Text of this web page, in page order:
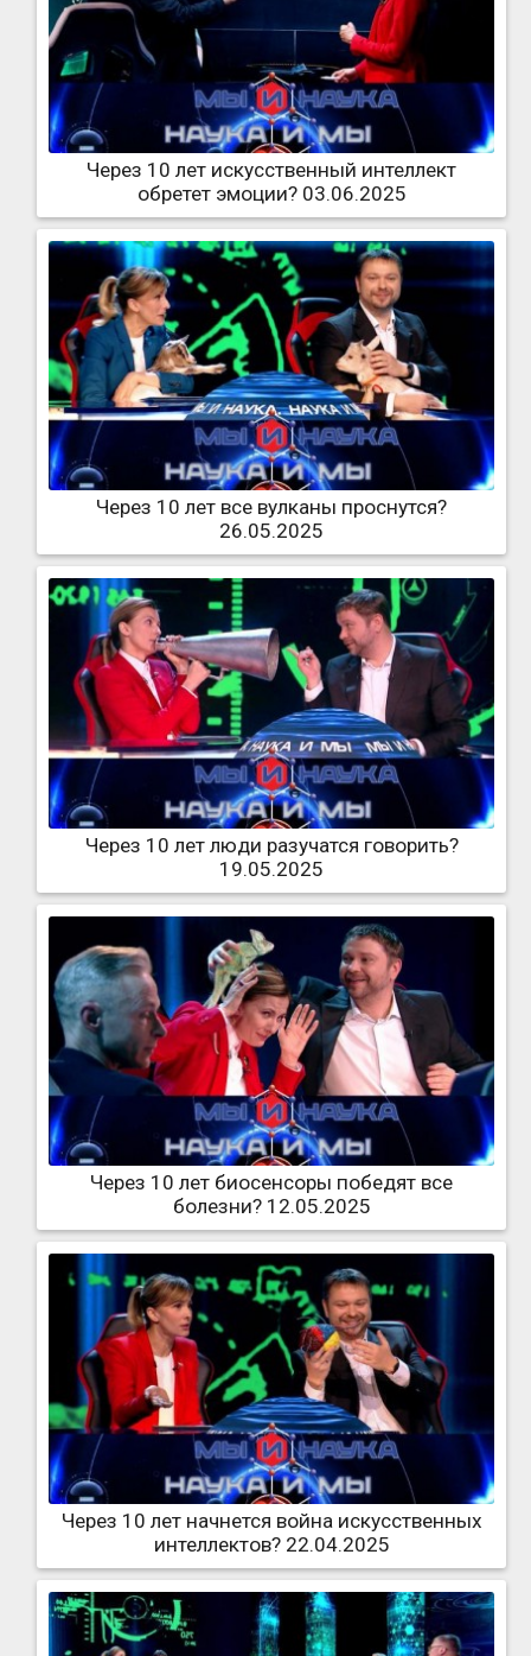
Через 10 лет искусственный интеллект
обретет эмоции? 03.06.2025
Через 10 лет все вулканы проснутся?
26.05.2025
Через 10 лет люди разучатся говорить?
19.05.2025
Через 10 лет биосенсоры победят все
болезни? 12.05.2025
Через 10 лет начнется война искусственных
интеллектов? 22.04.2025